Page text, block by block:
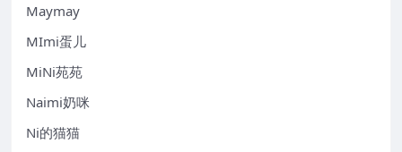
Maymay
MImi蛋儿
MiNi苑苑
Naimi奶咪
Ni的猫猫